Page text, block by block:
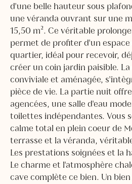
d'une belle hauteur sous
une véranda ouvrant sur une
15,50 m². Ce véritable
permet de profiter d'un
quartier, idéal pour recevoir,
créer un coin jardin paisible.
conviviale et aménagée,
pièce de vie. La partie nuit
agencées, une salle d'eau
toilettes indépendantes. Vous
calme total en plein coeur de
terrasse et la véranda,
Les prestations soignées et la
Le charme et l'atmosphère
cave complète ce bien. Un